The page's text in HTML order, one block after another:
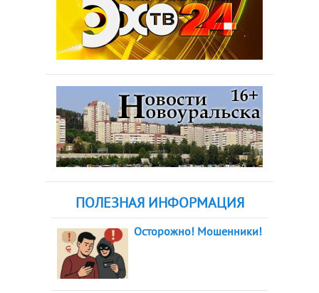
ПОЛЕЗНАЯ ИНФОРМАЦИЯ
Осторожно! Мошенники!